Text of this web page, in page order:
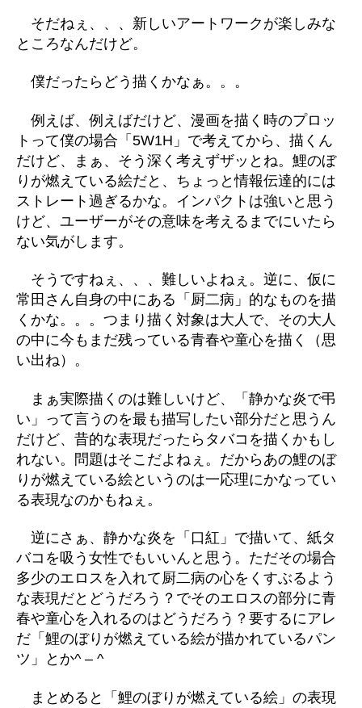
そだねぇ、、、新しいアートワークが楽しみな
ところなんだけど。
僕だったらどう描くかなぁ。。。
例えば、例えばだけど、漫画を描く時のプロッ
トって僕の場合「5W1H」で考えてから、描くん
だけど、まぁ、そう深く考えずザッとね。鯉のぼ
りが燃えている絵だと、ちょっと情報伝達的には
ストレート過ぎるかな。インパクトは強いと思う
けど、ユーザーがその意味を考えるまでにいたら
ない気がします。
そうですねぇ、、、難しいよねぇ。逆に、仮に
常田さん自身の中にある「厨二病」的なものを描
くかな。。。つまり描く対象は大人で、その大人
の中に今もまだ残っている青春や童心を描く（思
い出ね）。
まぁ実際描くのは難しいけど、「静かな炎で弔
い」って言うのを最も描写したい部分だと思うん
だけど、昔的な表現だったらタバコを描くかもし
れない。問題はそこだよねぇ。だからあの鯉のぼ
りが燃えている絵というのは一応理にかなってい
る表現なのかもねぇ。
逆にさぁ、静かな炎を「口紅」で描いて、紙タ
バコを吸う女性でもいいんと思う。ただその場合
多少のエロスを入れて厨二病の心をくすぶるよう
な表現だとどうだろう？でそのエロスの部分に青
春や童心を入れるのはどうだろう？要するにアレ
だ「鯉のぼりが燃えている絵が描かれているパン
ツ」とか^ – ^
まとめると「鯉のぼりが燃えている絵」の表現